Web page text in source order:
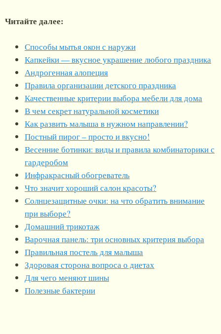
Читайте далее:
Способы мытья окон с наружи
Капкейки — вкусное украшение любого праздника
Андрогенная алопеция
Правила организации детского праздника
Качественные критерии выбора мебели для дома
В чем секрет натуральной косметики
Как развить малыша в нужном направлении?
Постный пирог – просто и вкусно!
Весенние ботинки: виды и правила комбинаторики с
гардеробом
Инфракрасный обогреватель
Что значит хороший салон красоты?
Солнцезащитные очки: на что обратить внимание
при выборе?
Домашний трикотаж
Варочная панель: три основных критерия выбора
Правильная постель для малыша
Здоровая сторона вопроса о диетах
Для чего меняют шины
Полезные бактерии